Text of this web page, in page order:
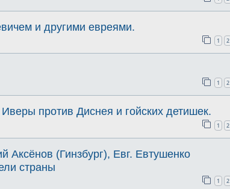
и другими евреями.
1 2
1 2
против Диснея и гойских детишек.
1 2
Аксёнов (Гинзбург), Евг. Евтушенко
страны
1 2